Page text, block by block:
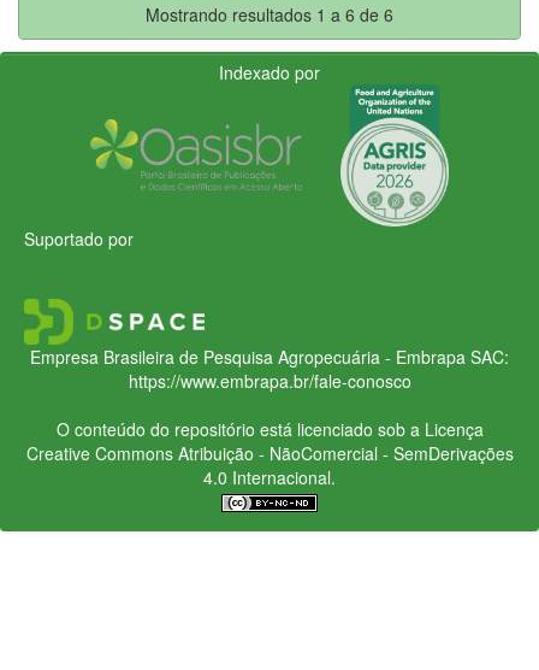
Mostrando resultados 1 a 6 de 6
Indexado por
Suportado por
Empresa Brasileira de Pesquisa Agropecuária - Embrapa SAC:
https://www.embrapa.br/fale-conosco
O conteúdo do repositório está licenciado sob a Licença
Creative CommonsAtribuição - NãoComercial - SemDerivações
4.0 Internacional.